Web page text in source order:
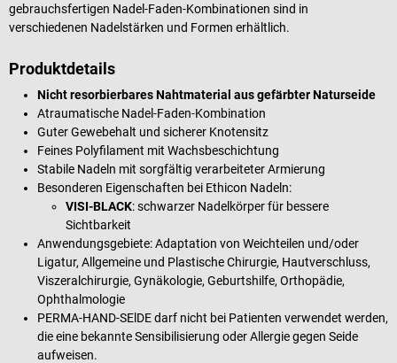
gebrauchsfertigen Nadel-Faden-Kombinationen sind in
verschiedenen Nadelstärken und Formen erhältlich.
Produktdetails
Nicht resorbierbares Nahtmaterial aus gefärbter Naturseide
Atraumatische Nadel-Faden-Kombination
Guter Gewebehalt und sicherer Knotensitz
Feines Polyfilament mit Wachsbeschichtung
Stabile Nadeln mit sorgfältig verarbeiteter Armierung
Besonderen Eigenschaften bei Ethicon Nadeln:
VISI-BLACK: schwarzer Nadelkörper für bessere
Sichtbarkeit
Anwendungsgebiete: Adaptation von Weichteilen und/oder
Ligatur, Allgemeine und Plastische Chirurgie, Hautverschluss,
Viszeralchirurgie, Gynäkologie, Geburtshilfe, Orthopädie,
Ophthalmologie
PERMA-HAND-SElDE darf nicht bei Patienten verwendet werden,
die eine bekannte Sensibilisierung oder Allergie gegen Seide
aufweisen.